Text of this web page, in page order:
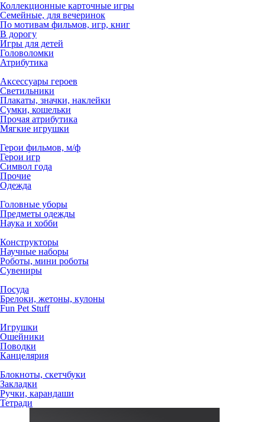
Коллекционные карточные игры
Семейные, для вечеринок
По мотивам фильмов, игр, книг
В дорогу
Игры для детей
Головоломки
Атрибутика
Аксессуары героев
Светильники
Плакаты, значки, наклейки
Сумки, кошельки
Прочая атрибутика
Мягкие игрушки
Герои фильмов, м/ф
Герои игр
Символ года
Прочие
Одежда
Головные уборы
Предметы одежды
Наука и хобби
Конструкторы
Научные наборы
Роботы, мини роботы
Сувениры
Посуда
Брелоки, жетоны, кулоны
Fun Pet Stuff
Игрушки
Ошейники
Поводки
Канцелярия
Блокноты, скетчбуки
Закладки
Ручки, карандаши
Тетради